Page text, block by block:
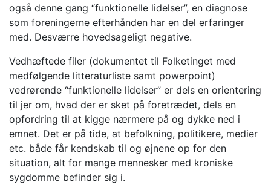
også denne gang “funktionelle lidelser”, en diagnose
som foreningerne efterhånden har en del erfaringer
med. Desværre hovedsageligt negative.
Vedhæftede filer (dokumentet til Folketinget med
medfølgende litteraturliste samt powerpoint)
vedrørende “funktionelle lidelser” er dels en orientering
til jer om, hvad der er sket på foretrædet, dels en
opfordring til at kigge nærmere på og dykke ned i
emnet. Det er på tide, at befolkning, politikere, medier
etc. både får kendskab til og øjnene op for den
situation, alt for mange mennesker med kroniske
sygdomme befinder sig i.